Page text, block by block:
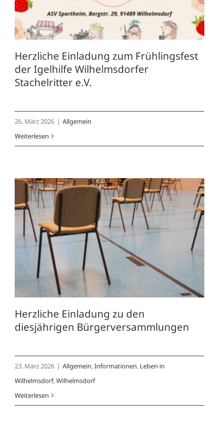
Herzliche Einladung zum Frühlingsfest
der Igelhilfe Wilhelmsdorfer
Stachelritter e.V.
26. März 2026 | Allgemein
Weiterlesen
Herzliche Einladung zu den
diesjährigen Bürgerversammlungen
23. März 2026 | Allgemein,Informationen, Leben in
Wilhelmsdorf,Wilhelmsdorf
Weiterlesen